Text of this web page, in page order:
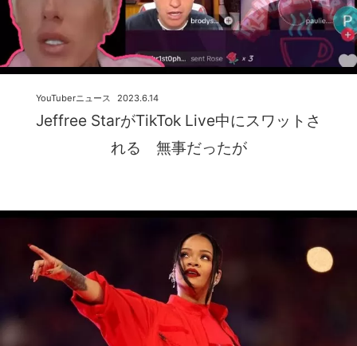
Jeffree StarがTikTok Live中にスワットさ
れる 無事だったが
2023.6.14
YouTuberニュース